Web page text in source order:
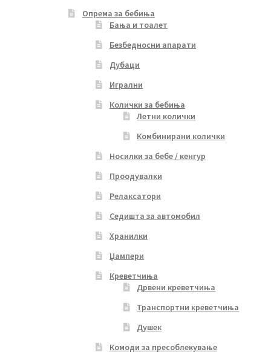
Опрема за бебиња
Бања и тоалет
Безбедносни апарати
Дубаци
Игрални
Колички за бебиња
Летни колички
Комбинирани колички
Носилки за бебе / кенгур
Проодувалки
Релаксатори
Седишта за автомобил
Хранилки
Џампери
Креветчиња
Дрвени креветчиња
Транспортни креветчиња
Душек
Комоди за пресоблекување